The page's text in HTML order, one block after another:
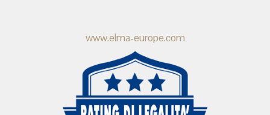
www.elma-europe.com